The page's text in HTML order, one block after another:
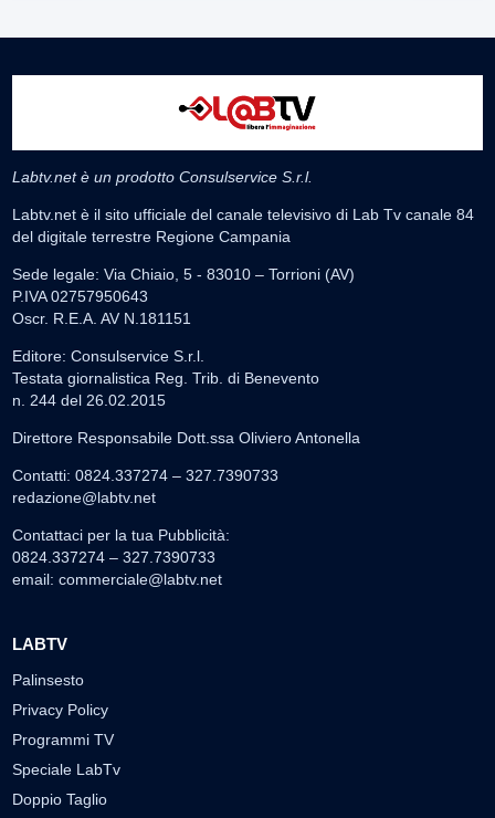
Labtv.net è un prodotto Consulservice S.r.l.
Labtv.net è il sito ufficiale del canale televisivo di Lab Tv canale 84
del digitale terrestre Regione Campania
Sede legale: Via Chiaio, 5 - 83010 – Torrioni (AV)
P.IVA 02757950643
Oscr. R.E.A. AV N.181151
Editore: Consulservice S.r.l.
Testata giornalistica Reg. Trib. di Benevento
n. 244 del 26.02.2015
Direttore Responsabile Dott.ssa Oliviero Antonella
Contatti: 0824.337274 – 327.7390733
redazione@labtv.net
Contattaci per la tua Pubblicità:
0824.337274 – 327.7390733
email: commerciale@labtv.net
LABTV
Palinsesto
Privacy Policy
Programmi TV
Speciale LabTv
Doppio Taglio